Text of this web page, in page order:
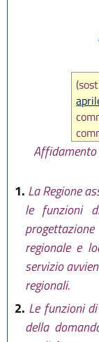
25
L.R.
Affidamento
1. La Regione
le funzioni
regionale e
servizio
regionali.
2. Le funzioni
della